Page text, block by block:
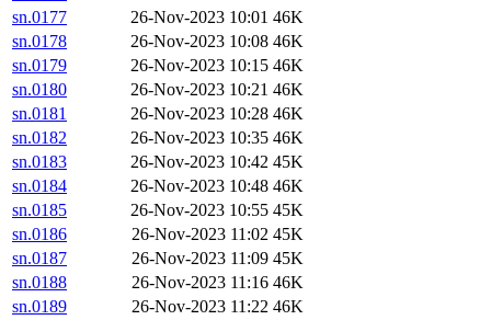
sn.0177
26-Nov-2023 10:01 46K
sn.0178
26-Nov-2023 10:08 46K
sn.0179
26-Nov-2023 10:15 46K
sn.0180
26-Nov-2023 10:21 46K
sn.0181
26-Nov-2023 10:28 46K
sn.0182
26-Nov-2023 10:35 46K
sn.0183
26-Nov-2023 10:42 45K
sn.0184
26-Nov-2023 10:48 46K
sn.0185
26-Nov-2023 10:55 45K
sn.0186
26-Nov-2023 11:02 45K
sn.0187
26-Nov-2023 11:09 45K
sn.0188
26-Nov-2023 11:16 46K
sn.0189
26-Nov-2023 11:22 46K